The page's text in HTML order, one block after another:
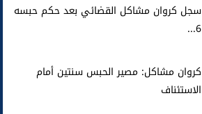
سجل كروان مشاكل القضائي بعد حكم حبسه
6...
كروان مشاكل: مصير الحبس سنتين أمام
الاستئناف